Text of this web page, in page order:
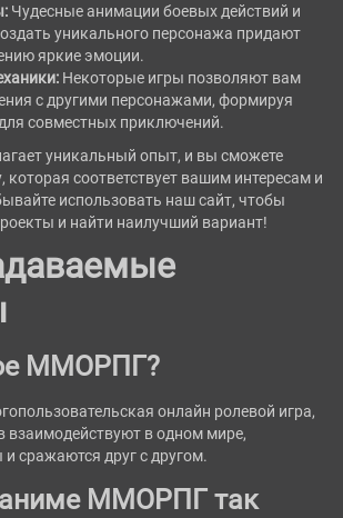
Чудесные анимации боевых действий и
уникального персонажа придают
яркие эмоции.
Некоторые игры позволяют вам
с другими персонажами, формируя
совместных приключений.
уникальный опыт, и вы сможете
которая соответствует вашим интересам и
использовать наш сайт, чтобы
и найти наилучший вариант!
ММОРПГ?
онлайн ролевой игра,
взаимодействуют в одном мире,
сражаются друг с другом.
ММОРПГ так